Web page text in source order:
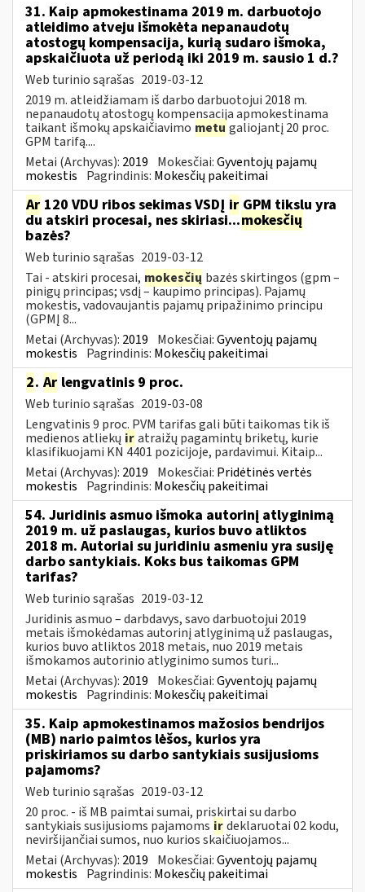
31. Kaip apmokestinama 2019 m. darbuotojo
atleidimo atveju išmokėta nepanaudotų
atostogų kompensacija, kurią sudaro išmoka,
apskaičiuota už periodą iki 2019 m. sausio 1 d.?
Web turinio sąrašas 2019-03-12
2019 m. atleidžiamam iš darbo darbuotojui 2018 m.
nepanaudotų atostogų kompensacija apmokestinama
taikant išmokų apskaičiavimo metu galiojantį 20 proc.
GPM tarifą....
Metai (Archyvas): 2019 Mokesčiai:Gyventojų pajamų
mokestis Pagrindinis: Mokesčių pakeitimai
Ar 120 VDU ribos sekimas VSDĮ ir GPM tikslu yra
du atskiri procesai, nes skiriasi...mokesčių
bazės?
Web turinio sąrašas 2019-03-12
Tai - atskiri procesai, mokesčių bazės skirtingos (gpm –
pinigų principas; vsdį – kaupimo principas). Pajamų
mokestis, vadovaujantis pajamų pripažinimo principu
(GPMĮ 8...
Metai (Archyvas): 2019 Mokesčiai:Gyventojų pajamų
mokestis Pagrindinis: Mokesčių pakeitimai
2. Ar lengvatinis 9 proc.
Web turinio sąrašas 2019-03-08
Lengvatinis 9 proc. PVM tarifas gali būti taikomas tik iš
medienos atliekų iratraižų pagamintų briketų, kurie
klasifikuojami KN 4401 pozicijoje, pardavimui. Kitaip...
Metai (Archyvas): 2019 Mokesčiai: Pridėtinės vertės
mokestis Pagrindinis: Mokesčių pakeitimai
54. Juridinis asmuo išmoka autorinį atlyginimą
2019 m. už paslaugas, kurios buvo atliktos
2018 m. Autoriai su juridiniu asmeniu yra susiję
darbo santykiais. Koks bus taikomas GPM
tarifas?
Web turinio sąrašas 2019-03-12
Juridinis asmuo – darbdavys, savo darbuotojui 2019
metais išmokėdamas autorinį atlyginimą už paslaugas,
kurios buvo atliktos 2018 metais, nuo 2019 metais
išmokamos autorinio atlyginimo sumos turi...
Metai (Archyvas): 2019 Mokesčiai:Gyventojų pajamų
mokestis Pagrindinis: Mokesčių pakeitimai
35. Kaip apmokestinamos mažosios bendrijos
(MB) nario paimtos lėšos, kurios yra
priskiriamos su darbo santykiais susijusioms
pajamoms?
Web turinio sąrašas 2019-03-12
20 proc. - iš MB paimtai sumai, priskirtai su darbo
santykiais susijusioms pajamoms irdeklaruotai 02 kodu,
neviršijančiai sumos, nuo kurios skaičiuojamos...
Metai (Archyvas): 2019 Mokesčiai:Gyventojų pajamų
mokestis Pagrindinis: Mokesčių pakeitimai